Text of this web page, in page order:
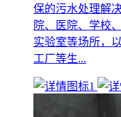
保的污水处理解
院、医院、学校
实验室等场所，
工厂等生...